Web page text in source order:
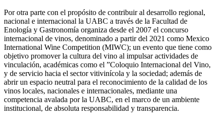
Por otra parte con el propósito de contribuir al desarrollo regional,
nacional e internacional la UABC a través de la Facultad de
Enología y Gastronomía organiza desde el 2007 el concurso
internacional de vinos, denominado a partir del 2021 como Mexico
International Wine Competition (MIWC); un evento que tiene como
objetivo promover la cultura del vino al impulsar actividades de
vinculación, académicas como el ”Coloquio Internacional del Vino,
y de servicio hacia el sector vitivinícola y la sociedad; además de
abrir un espacio neutral para el reconocimiento de la calidad de los
vinos locales, nacionales e internacionales, mediante una
competencia avalada por la UABC, en el marco de un ambiente
institucional, de absoluta responsabilidad y transparencia.